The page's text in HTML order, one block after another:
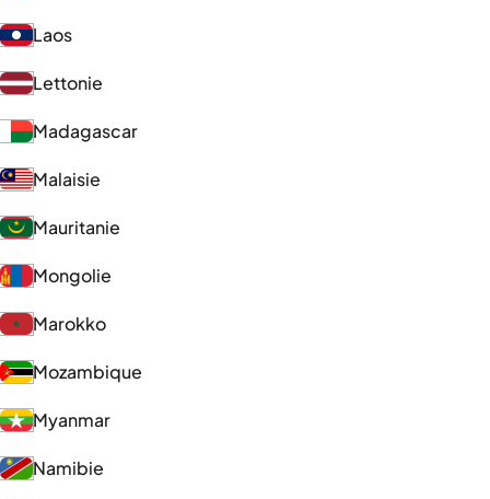
Laos
Lettonie
Madagascar
Malaisie
Mauritanie
Mongolie
Marokko
Mozambique
Myanmar
Namibie